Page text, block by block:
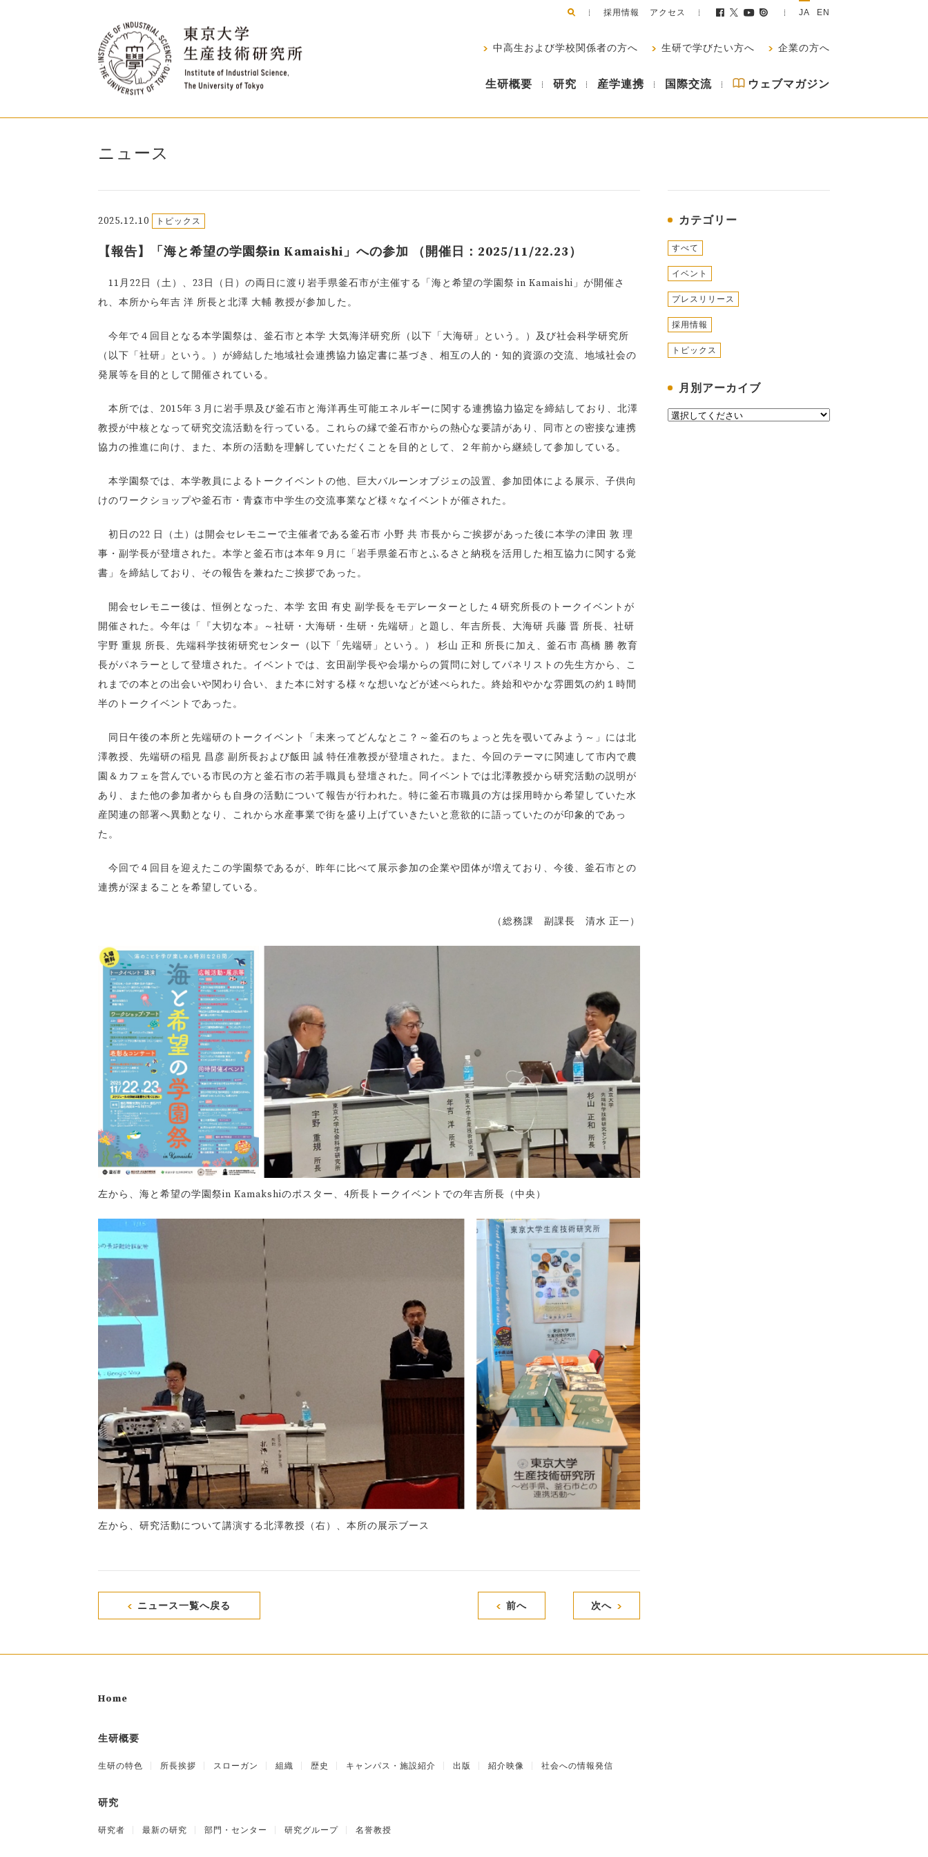
採用情報 アクセス JA EN
中高生および学校関係者の方へ 生研で学びたい方へ 企業の方へ
生研概要 研究 産学連携 国際交流 ウェブマガジン
ニュース
2025.12.10 トピックス
【報告】「海と希望の学園祭in Kamaishi」への参加 （開催日：2025/11/22.23）
11月22日（土）、23日（日）の両日に渡り岩手県釜石市が主催する「海と希望の学園祭 in Kamaishi」が開催さ
れ、本所から年吉 洋 所長と北澤 大輔 教授が参加した。
今年で４回目となる本学園祭は、釜石市と本学 大気海洋研究所（以下「大海研」という。）及び社会科学研究所
（以下「社研」という。）が締結した地域社会連携協力協定書に基づき、相互の人的・知的資源の交流、地域社会の
発展等を目的として開催されている。
本所では、2015年３月に岩手県及び釜石市と海洋再生可能エネルギーに関する連携協力協定を締結しており、北澤
教授が中核となって研究交流活動を行っている。これらの縁で釜石市からの熱心な要請があり、同市との密接な連携
協力の推進に向け、また、本所の活動を理解していただくことを目的として、２年前から継続して参加している。
本学園祭では、本学教員によるトークイベントの他、巨大バルーンオブジェの設置、参加団体による展示、子供向
けのワークショップや釜石市・青森市中学生の交流事業など様々なイベントが催された。
初日の22 日（土）は開会セレモニーで主催者である釜石市 小野 共 市長からご挨拶があった後に本学の津田 敦 理
事・副学長が登壇された。本学と釜石市は本年９月に「岩手県釜石市とふるさと納税を活用した相互協力に関する覚
書」を締結しており、その報告を兼ねたご挨拶であった。
開会セレモニー後は、恒例となった、本学 玄田 有史 副学長をモデレーターとした４研究所長のトークイベントが
開催された。今年は「『大切な本』～社研・大海研・生研・先端研」と題し、年吉所長、大海研 兵藤 晋 所長、社研
宇野 重規 所長、先端科学技術研究センター（以下「先端研」という。） 杉山 正和 所長に加え、釜石市 髙橋 勝 教育
長がパネラーとして登壇された。イベントでは、玄田副学長や会場からの質問に対してパネリストの先生方から、こ
れまでの本との出会いや関わり合い、また本に対する様々な想いなどが述べられた。終始和やかな雰囲気の約１時間
半のトークイベントであった。
同日午後の本所と先端研のトークイベント「未来ってどんなとこ？～釜石のちょっと先を覗いてみよう～」には北
澤教授、先端研の稲見 昌彦 副所長および飯田 誠 特任准教授が登壇された。また、今回のテーマに関連して市内で農
園＆カフェを営んでいる市民の方と釜石市の若手職員も登壇された。同イベントでは北澤教授から研究活動の説明が
あり、また他の参加者からも自身の活動について報告が行われた。特に釜石市職員の方は採用時から希望していた水
産関連の部署へ異動となり、これから水産事業で街を盛り上げていきたいと意欲的に語っていたのが印象的であっ
た。
今回で４回目を迎えたこの学園祭であるが、昨年に比べて展示参加の企業や団体が増えており、今後、釜石市との
連携が深まることを希望している。
（総務課 副課長 清水 正一）
左から、海と希望の学園祭in Kamakshiのポスター、4所長トークイベントでの年吉所長（中央）
左から、研究活動について講演する北澤教授（右）、本所の展示ブース
ニュース一覧へ戻る 前へ 次へ
カテゴリー
すべて
イベント
プレスリリース
採用情報
トピックス
月別アーカイブ
Home
生研概要
生研の特色 所長挨拶 スローガン 組織 歴史 キャンパス・施設紹介 出版 紹介映像 社会への情報発信
研究
研究者 最新の研究 部門・センター 研究グループ 名誉教授